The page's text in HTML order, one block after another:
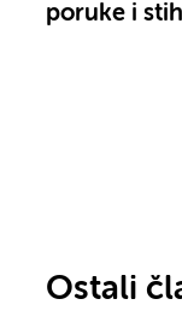
poruke i
Ostali